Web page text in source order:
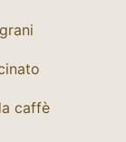
caffè